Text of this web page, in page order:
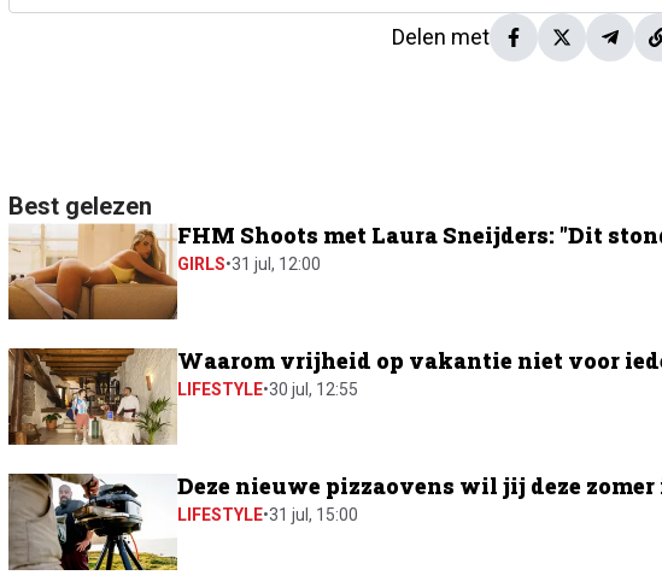
Delen met
Best gelezen
FHM Shoots met Laura Sneijders: "Dit
GIRLS•31 jul, 12:00
Waarom vrijheid op vakantie niet voor
LIFESTYLE•30 jul, 12:55
Deze nieuwe pizzaovens wil jij deze
LIFESTYLE•31 jul, 15:00